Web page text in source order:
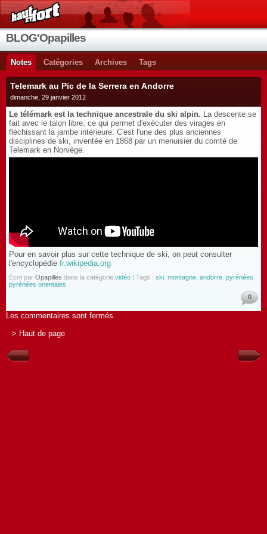
BLOG'Opapilles
Notes Catégories Archives Tags
Telemark au Pic de la Serrera en Andorre
dimanche, 29 janvier 2012
Le télémark est la technique ancestrale du ski alpin. La descente se
fait avec le talon libre, ce qui permet d'exécuter des virages en
fléchissant la jambe intérieure. C'est l'une des plus anciennes
disciplines de ski, inventée en 1868 par un menuisier du comté de
Telemark en Norvège.
Pour en savoir plus sur cette technique de ski, on peut consulter
l'encyclopédie fr.wikipedia.org
Écrit par Opapilles dans la catégorie vidéo | Tags : ski montagne andorre pyrénées
pyrénées orientales
0
Les commentaires sont fermés.
> Haut de page